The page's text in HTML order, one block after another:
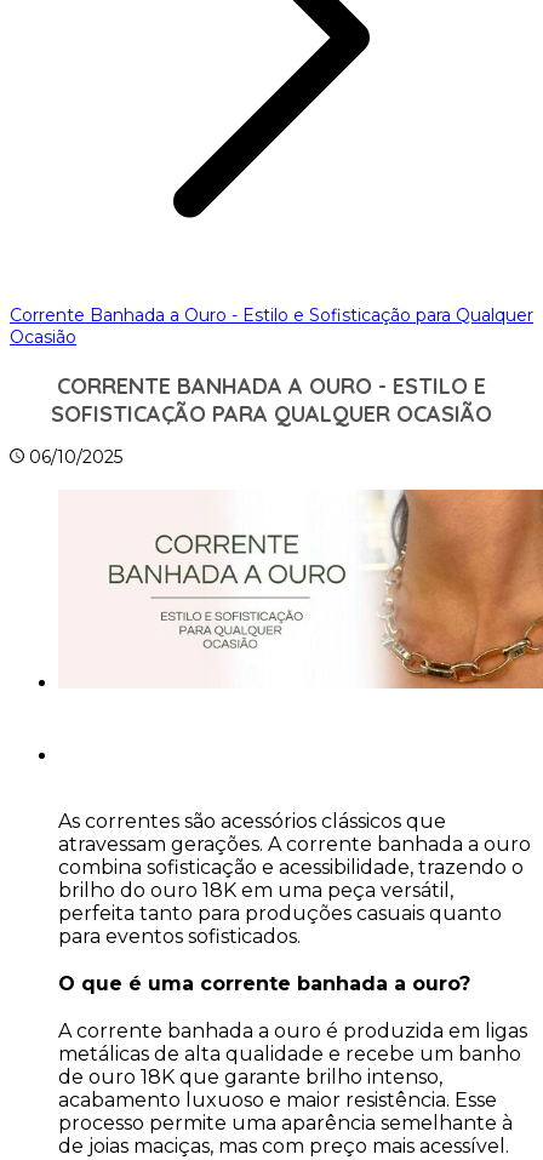
Corrente Banhada a Ouro - Estilo e Sofisticação para Qualquer
Ocasião
CORRENTE BANHADA A OURO - ESTILO E
SOFISTICAÇÃO PARA QUALQUER OCASIÃO
06/10/2025
As correntes são acessórios clássicos que
atravessam gerações. A corrente banhada a ouro
combina sofisticação e acessibilidade, trazendo o
brilho do ouro 18K em uma peça versátil,
perfeita tanto para produções casuais quanto
para eventos sofisticados.
O que é uma corrente banhada a ouro?
A corrente banhada a ouro é produzida em ligas
metálicas de alta qualidade e recebe um banho
de ouro 18K que garante brilho intenso,
acabamento luxuoso e maior resistência. Esse
processo permite uma aparência semelhante à
de joias maciças, mas com preço mais acessível.